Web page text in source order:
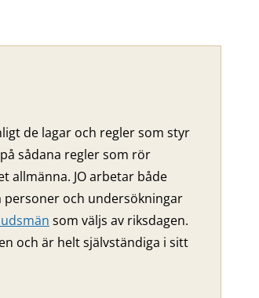
de lagar och regler som styr
sådana regler som rör
allmänna. JO arbetar både
och undersökningar
som väljs av riksdagen.
och är helt självständiga i sitt